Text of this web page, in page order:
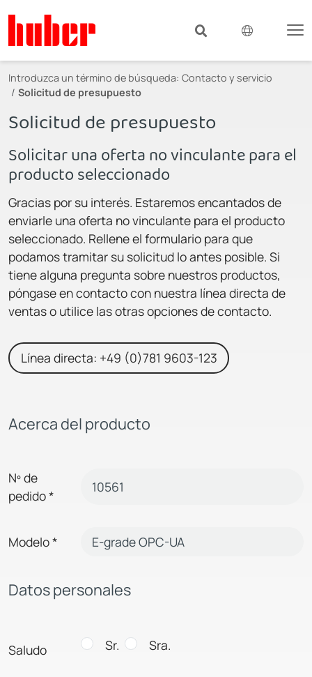
Introduzca un término de búsqueda: Contacto y servicio
Solicitud de presupuesto
Solicitud de presupuesto
Solicitar una oferta no vinculante para el
producto seleccionado
Gracias por su interés. Estaremos encantados de
enviarle una oferta no vinculante para el producto
seleccionado. Rellene el formulario para que
podamos tramitar su solicitud lo antes posible. Si
tiene alguna pregunta sobre nuestros productos,
póngase en contacto con nuestra línea directa de
ventas o utilice las otras opciones de contacto.
Línea directa: +49 (0)781 9603-123
Acerca del producto
Nº de
pedido*
Modelo*
Datos personales
Saludo Sr. Sra.